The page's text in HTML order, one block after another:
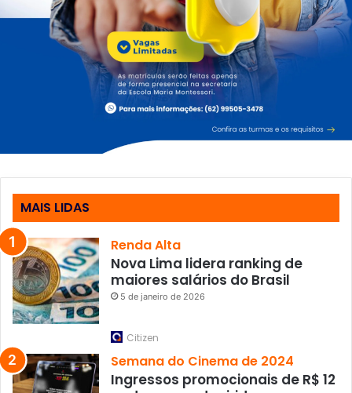
MAIS LIDAS
Renda Alta
Nova Lima lidera ranking de
maiores salários do Brasil
5 de janeiro de 2026
Citizen
Semana do Cinema de 2024
Ingressos promocionais de R$ 12